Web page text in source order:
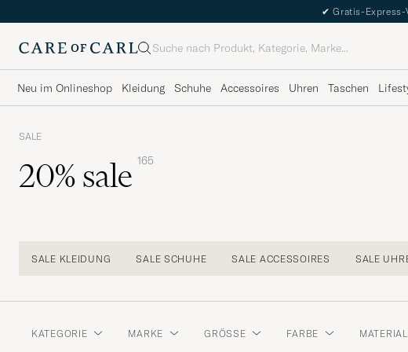
✔ Gratis-
Suche
Neu im Onlineshop Kleidung Schuhe Accessoires Uhren Taschen
SALE
20% sale 165
SALE KLEIDUNG SALE SCHUHE SALE ACCESSOIRES SALE
KATEGORIE MARKE GRÖSSE FARBE MATERIAL